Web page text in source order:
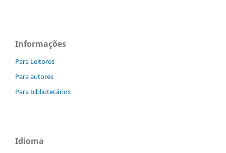
Informações
Para Leitores
Para autores
Para bibliotecários
Idioma